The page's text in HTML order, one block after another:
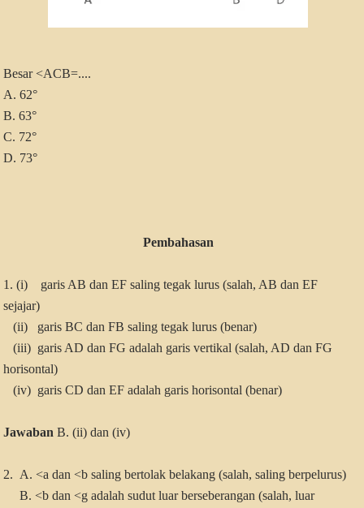
Besar <ACB=....
A. 62°
B. 63°
C. 72°
D. 73°
Pembahasan
1.(i) garis AB dan EF saling tegak lurus (salah, AB dan EF
sejajar)
(ii) garis BC dan FB saling tegak lurus (benar)
(iii) garis AD dan FG adalah garis vertikal (salah, AD dan FG
horisontal)
(iv) garis CD dan EF adalah garis horisontal (benar)
JawabanB. (ii) dan (iv)
2. A. <a dan <b saling bertolak belakang (salah, saling berpelurus)
B. <b dan <g adalah sudut luar berseberangan (salah, luar